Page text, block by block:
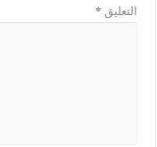
التعليق *